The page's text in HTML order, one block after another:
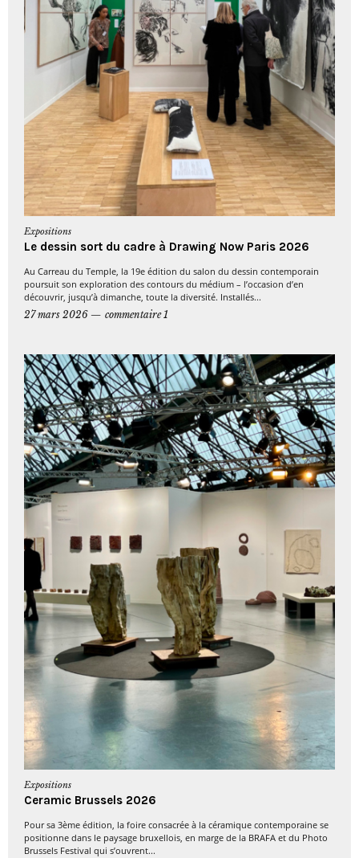
Expositions
Le dessin sort du cadre à Drawing Now Paris 2026
Au Carreau du Temple, la 19e édition du salon du dessin contemporain
poursuit son exploration des contours du médium – l’occasion d’en
découvrir, jusqu’à dimanche, toute la diversité. Installés...
27 mars 2026
commentaire 1
Expositions
Ceramic Brussels 2026
Pour sa 3ème édition, la foire consacrée à la céramique contemporaine se
positionne dans le paysage bruxellois, en marge de la BRAFA et du Photo
Brussels Festival qui s’ouvrent...